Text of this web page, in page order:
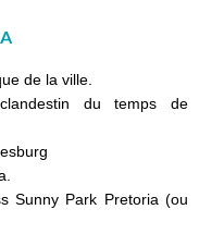
de la ville.
du temps de
Sunny Park Pretoria (ou